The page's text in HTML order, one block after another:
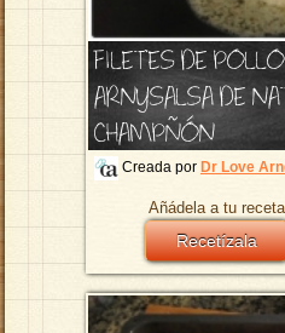
FILETES DE
ARNYSALSA DE
CHAMPÑÓN
Creada por Dr Love
Añádela a tu
Recetízala